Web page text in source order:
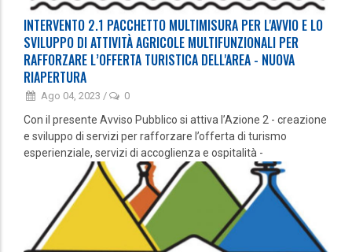
INTERVENTO 2.1 PACCHETTO MULTIMISURA PER L'AVVIO E LO
SVILUPPO DI ATTIVITÀ AGRICOLE MULTIFUNZIONALI PER
RAFFORZARE L’OFFERTA TURISTICA DELL'AREA - NUOVA
RIAPERTURA
Ago 04, 2023 / 0
Con il presente Avviso Pubblico si attiva l’Azione 2 - creazione
e sviluppo di servizi per rafforzare l’offerta di turismo
esperienziale, servizi di accoglienza e ospitalità -